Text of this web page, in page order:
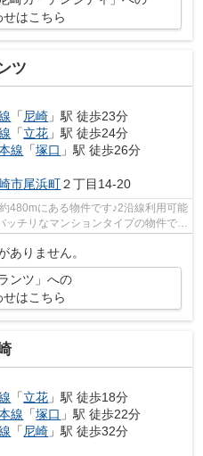
はこちら
ツ
「尼崎 」駅 徒歩23分
「立花 」駅 徒歩24分
線 「塚口 」駅 徒歩26分
市尾浜町２丁目14-20
480mにある物件です♪2沿線利用可能
ッチリなマンションタイプの物件です
ありません。
ンツ」への
はこちら
「立花 」駅 徒歩18分
線 「塚口 」駅 徒歩22分
「 尼崎 」駅 徒歩32分